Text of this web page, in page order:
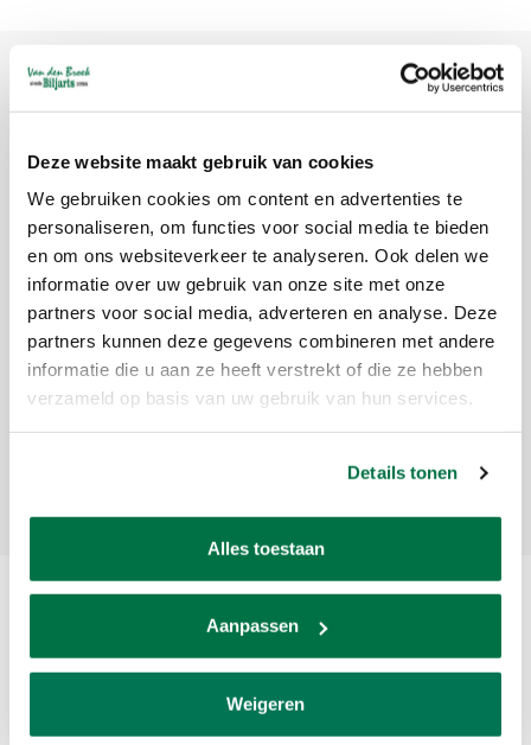
Deze website maakt gebruik van cookies
We gebruiken cookies om content en advertenties te
personaliseren, om functies voor social media te bieden
en om ons websiteverkeer te analyseren. Ook delen we
informatie over uw gebruik van onze site met onze
partners voor social media, adverteren en analyse. Deze
partners kunnen deze gegevens combineren met andere
informatie die u aan ze heeft verstrekt of die ze hebben
verzameld op basis van uw gebruik van hun services.
Details tonen
Alles toestaan
Aanpassen
Weigeren
Product description
Article code:10199
Availability:
In stock
Delivery time:1-5 workdays
per Unit
Reviews
Related products
Recently viewed